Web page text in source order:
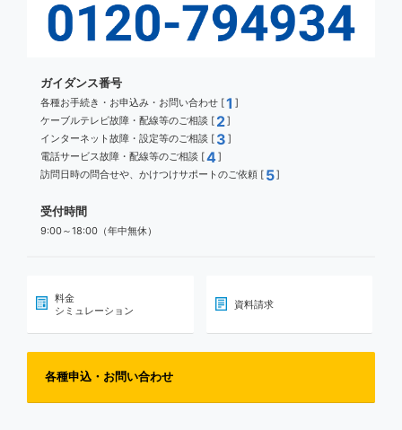
ガイダンス番号
各種お手続き・お申込み・お問い合わせ [1 ]
ケーブルテレビ故障・配線等のご相談 [ 2]
インターネット故障・設定等のご相談 [ 3 ]
電話サービス故障・配線等のご相談 [4]
訪問日時の問合せや、かけつけサポートのご依頼 [ 5]
受付時間
9:00～18:00（年中無休）
料金
シミュレーション
資料請求
各種申込・お問い合わせ